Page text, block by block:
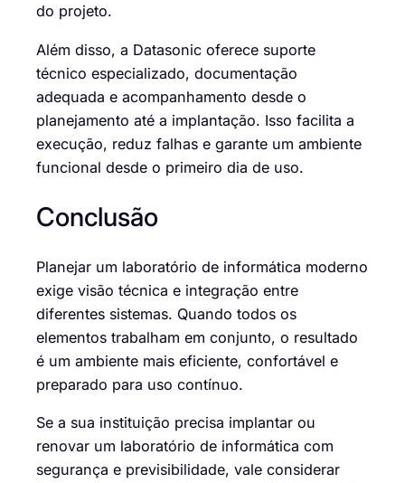
do projeto.
Além disso, a Datasonic oferece suporte
técnico especializado, documentação
adequada e acompanhamento desde o
planejamento até a implantação. Isso facilita a
execução, reduz falhas e garante um ambiente
funcional desde o primeiro dia de uso.
Conclusão
Planejar um laboratório de informática moderno
exige visão técnica e integração entre
diferentes sistemas. Quando todos os
elementos trabalham em conjunto, o resultado
é um ambiente mais eficiente, confortável e
preparado para uso contínuo.
Se a sua instituição precisa implantar ou
renovar um laboratório de informática com
segurança e previsibilidade, vale considerar